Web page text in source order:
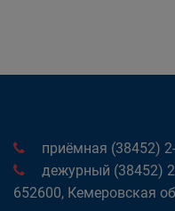
приёмная (38452)
дежурный (38452)
652600, Кемеровская